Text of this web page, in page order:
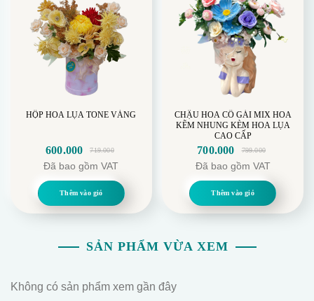
HỘP HOA LỤA TONE VÀNG
719.000
Giá
gốc
600.000
Giá
hiện
Đã bao gồm VAT
Thêm vào giỏ
CHẬU HOA CÔ GÁI MIX HOA
KẼM NHUNG KÈM HOA LỤA
CAO CẤP
799.000
Giá
gốc
700.000
Giá
hiện
Đã bao gồm VAT
Thêm vào giỏ
SẢN PHẨM VỪA XEM
Không có sản phẩm xem gần đây